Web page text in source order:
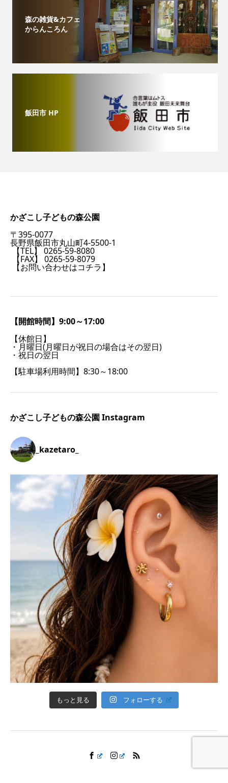
森の雑貨&カフェ
からんころん
飯田市 HP
かざこし子どもの森公園
〒395-0077
長野県飯田市丸山町4-5500-1
【TEL】 0265-59-8080
【FAX】 0265-59-8079
【お問い合わせはコチラ】
【開館時間】9:00～17:00
【休館日】
・月曜日(月曜日が祝日の場合はその翌日)
・祝日の翌日
【駐車場利用時間】8:30～18:00
かざこし子どもの森公園 Instagram
_kazetaro_
もっと見る フォローする